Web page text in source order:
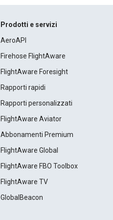
Prodotti e servizi
AeroAPI
Firehose FlightAware
FlightAware Foresight
Rapporti rapidi
Rapporti personalizzati
FlightAware Aviator
Abbonamenti Premium
FlightAware Global
FlightAware FBO Toolbox
FlightAware TV
GlobalBeacon